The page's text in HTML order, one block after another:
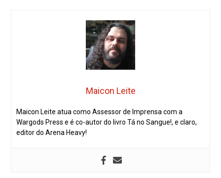
Maicon Leite
Maicon Leite atua como Assessor de Imprensa com a
Wargods Press e é co-autor do livro Tá no Sangue!, e claro,
editor do Arena Heavy!